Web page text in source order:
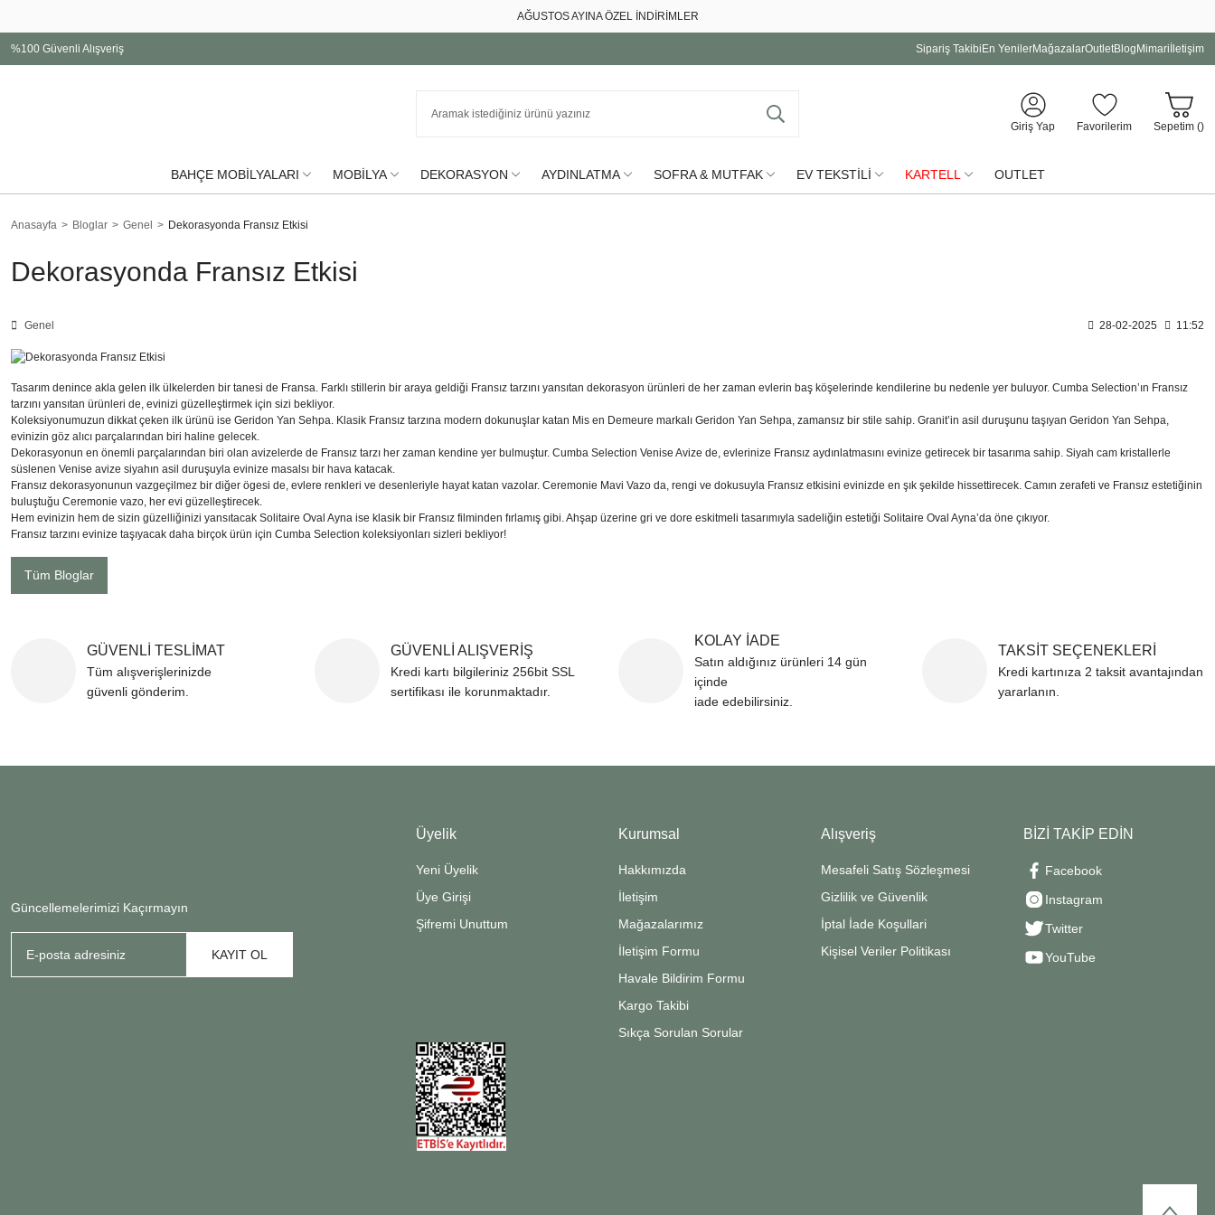
AĞUSTOS AYINA ÖZEL İNDİRİMLER
%100 Güvenli Alışveriş Sipariş Takibi En YenilerMağazalarOutletBlog Mimari İletişim
Giriş Yap Favorilerim Sepetim ()
BAHÇE MOBİLYALARI MOBİLYA DEKORASYON AYDINLATMA SOFRA & MUTFAK EV TEKSTİLİ KARTELL OUTLET
Anasayfa Bloglar Genel Dekorasyonda Fransız Etkisi
Dekorasyonda Fransız Etkisi
Genel 28-02-2025 11:52
Tasarım denince akla gelen ilk ülkelerden bir tanesi de Fransa. Farklı stillerin bir araya geldiği Fransız tarzını yansıtan dekorasyon ürünleri de her zaman evlerin baş köşelerinde kendilerine bu nedenle yer buluyor. Cumba Selection’ın Fransız
tarzını yansıtan ürünleri de, evinizi güzelleştirmek için sizi bekliyor.
Koleksiyonumuzun dikkat çeken ilk ürünü ise Geridon Yan Sehpa. Klasik Fransız tarzına modern dokunuşlar katan Mis en Demeure markalı Geridon Yan Sehpa, zamansız bir stile sahip. Granit’in asil duruşunu taşıyan Geridon Yan Sehpa,
evinizin göz alıcı parçalarından biri haline gelecek.
Dekorasyonun en önemli parçalarından biri olan avizelerde de Fransız tarzı her zaman kendine yer bulmuştur. Cumba Selection Venise Avize de, evlerinize Fransız aydınlatmasını evinize getirecek bir tasarıma sahip. Siyah cam kristallerle
süslenen Venise avize siyahın asil duruşuyla evinize masalsı bir hava katacak.
Fransız dekorasyonunun vazgeçilmez bir diğer ögesi de, evlere renkleri ve desenleriyle hayat katan vazolar. Ceremonie Mavi Vazo da, rengi ve dokusuyla Fransız etkisini evinizde en şık şekilde hissettirecek. Camın zerafeti ve Fransız estetiğinin
buluştuğu Ceremonie vazo, her evi güzelleştirecek.
Hem evinizin hem de sizin güzelliğinizi yansıtacak Solitaire Oval Ayna ise klasik bir Fransız filminden fırlamış gibi. Ahşap üzerine gri ve dore eskitmeli tasarımıyla sadeliğin estetiği Solitaire Oval Ayna’da öne çıkıyor.
Fransız tarzını evinize taşıyacak daha birçok ürün için Cumba Selection koleksiyonları sizleri bekliyor!
Tüm Bloglar
GÜVENLİ TESLİMAT
Tüm alışverişlerinizde
güvenli gönderim.
GÜVENLİ ALIŞVERİŞ
Kredi kartı bilgileriniz 256bit SSL
sertifikası ile korunmaktadır.
KOLAY İADE
Satın aldığınız ürünleri 14 gün
içinde
iade edebilirsiniz.
TAKSİT SEÇENEKLERİ
Kredi kartınıza 2 taksit avantajından
yararlanın.
Güncellemelerimizi Kaçırmayın
KAYIT OL
Üyelik
Yeni Üyelik
Üye Girişi
Şifremi Unuttum
Kurumsal
Hakkımızda
İletişim
Mağazalarımız
İletişim Formu
Havale Bildirim Formu
Kargo Takibi
Sıkça Sorulan Sorular
Alışveriş
Mesafeli Satış Sözleşmesi
Gizlilik ve Güvenlik
İptal İade Koşullari
Kişisel Veriler Politikası
BİZİ TAKİP EDİN
Facebook
Instagram
Twitter
YouTube